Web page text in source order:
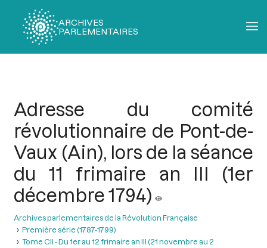
ARCHIVES
PARLEMENTAIRES
Adresse du comité
révolutionnaire de Pont-de-
Vaux (Ain), lors de la séance
du 11 frimaire an III (1er
décembre 1794)
Archives parlementaires de la Révolution Française
Première série (1787-1799)
Tome CII - Du 1er au 12 frimaire an III (21 novembre au 2